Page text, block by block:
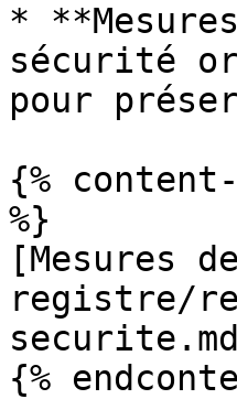
*
sécurité
pour
{%
%}
[Mesures
registre/
{%